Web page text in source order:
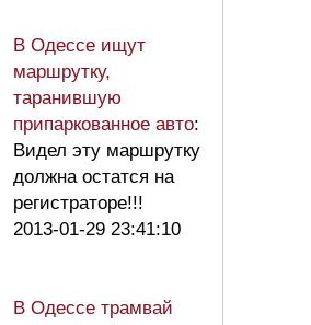
В Одессе ищут
маршрутку,
таранившую
припаркованное авто:
Видел эту маршрутку
должна остатся на
регистраторе!!!
2013-01-29 23:41:10
В Одессе трамвай